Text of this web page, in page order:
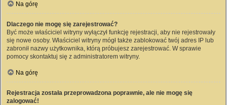
Na górę
Dlaczego nie mogę się zarejestrować?
Być może właściciel witryny wyłączył funkcję rejestracji, aby nie rejestrowały
się nowe osoby. Właściciel witryny mógł także zablokować twój adres IP lub
zabronił nazwy użytkownika, którą próbujesz zarejestrować. W sprawie
pomocy skontaktuj się z administratorem witryny.
Na górę
Rejestracja została przeprowadzona poprawnie, ale nie mogę się
zalogować!